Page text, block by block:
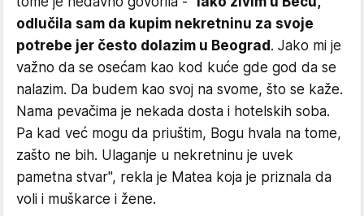
odlučila sam da kupim nekretninu za svoje
potrebe jer često dolazim u Beograd. Jako mi je
važno da se osećam kao kod kuće gde god da se
nalazim. Da budem kao svoj na svome, što se kaže.
Nama pevačima je nekada dosta i hotelskih soba.
Pa kad već mogu da priuštim, Bogu hvala na tome,
zašto ne bih. Ulaganje u nekretninu je uvek
pametna stvar", rekla je Matea koja je priznala da
voli i muškarce i žene.